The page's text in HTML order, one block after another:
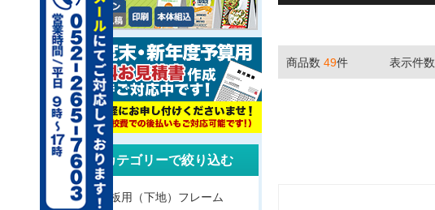
商品数 49件 表示件数
カテゴリーで絞り込む
看板用（下地）フレーム